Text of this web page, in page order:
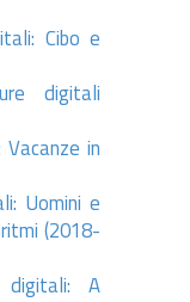
Cibo e
digitali
in
Uomini e
(2018-
digitali: A